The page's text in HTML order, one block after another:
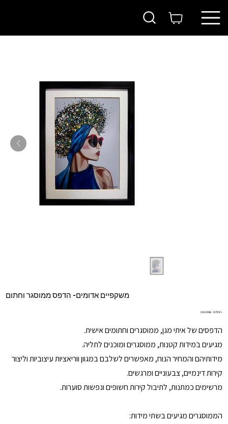
בית > משקפיים אדומים- הדפס ממוסגר וחתום
משקפיים אדומים- הדפס ממוסגר וחתום
החל מ- מחיר‏260.00 ‏₪
הדפסים של איתי מגן, ממוסגרים וחתומים אישית.
מגיעים במידות קטנות, ממוסגרים ומוכנים לתליה.
מידותיהם והמחיר הנוח, מאפשרים לשלבם במגוון ווריאציות עיצוביות וליצור
קירות דינמיים, צבעוניים ומרגשים.
מרשימים כמתנות, לתיבול קירות חשופים ונפשות סוערות.
הממוסגרים מגיעים בשתי מידות: